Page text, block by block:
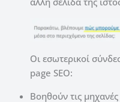
Οι εσωτερικοί
page SEO:
Βοηθούν τις